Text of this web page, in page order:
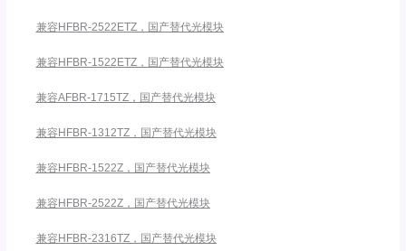
兼容HFBR-2522ETZ，国产替代光模块
兼容HFBR-1522ETZ，国产替代光模块
兼容AFBR-1715TZ，国产替代光模块
兼容HFBR-1312TZ，国产替代光模块
兼容HFBR-1522Z，国产替代光模块
兼容HFBR-2522Z，国产替代光模块
兼容HFBR-2316TZ，国产替代光模块